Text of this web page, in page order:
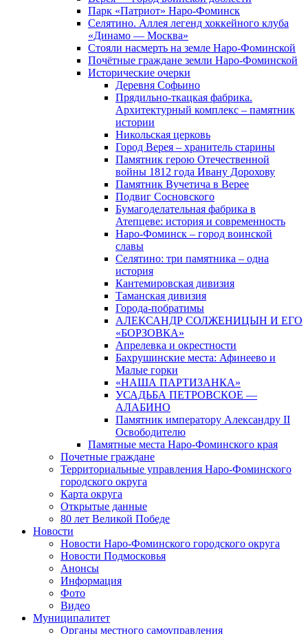
Парк «Патриот» Наро-Фоминск
Селятино. Аллея легенд хоккейного клуба
«Динамо — Москва»
Стояли насмерть на земле Наро-Фоминской
Почётные граждане земли Наро-Фоминской
Исторические очерки
Деревня Софьино
Прядильно-ткацкая фабрика.
Архитектурный комплекс – памятник
истории
Никольская церковь
Город Верея – хранитель старины
Памятник герою Отечественной
войны 1812 года Ивану Дорохову
Памятник Вучетича в Верее
Подвиг Сосновского
Бумагоделательная фабрика в
Атепцеве: история и современность
Наро-Фоминск – город воинской
славы
Селятино: три памятника – одна
история
Кантемировская дивизия
Таманская дивизия
Города-побратимы
АЛЕКСАНДР СОЛЖЕНИЦЫН И ЕГО
«БОРЗОВКА»
Апрелевка и окрестности
Бахрушинские места: Афинеево и
Малые горки
«НАША ПАРТИЗАНКА»
УСАДЬБА ПЕТРОВСКОЕ —
АЛАБИНО
Памятник императору Александру II
Освободителю
Памятные места Наро-Фоминского края
Почетные граждане
Территориальные управления Наро-Фоминского
городского округа
Карта округа
Открытые данные
80 лет Великой Победе
Новости
Новости Наро-Фоминского городского округа
Новости Подмосковья
Анонсы
Информация
Фото
Видео
Муниципалитет
Органы местного самоуправления